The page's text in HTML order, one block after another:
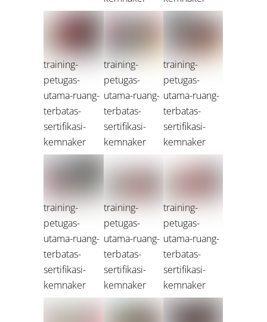
training-
petugas-
utama-ruang-
terbatas-
sertifikasi-
kemnaker
training-
petugas-
utama-ruang-
terbatas-
sertifikasi-
kemnaker
training-
petugas-
utama-ruang-
terbatas-
sertifikasi-
kemnaker
training-
petugas-
utama-ruang-
terbatas-
sertifikasi-
kemnaker
training-
petugas-
utama-ruang-
terbatas-
sertifikasi-
kemnaker
training-
petugas-
utama-ruang-
terbatas-
sertifikasi-
kemnaker